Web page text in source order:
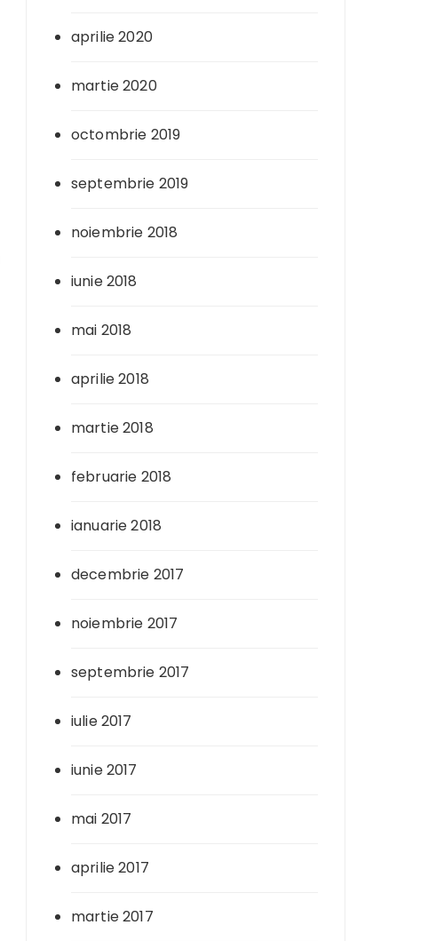
aprilie 2020
martie 2020
octombrie 2019
septembrie 2019
noiembrie 2018
iunie 2018
mai 2018
aprilie 2018
martie 2018
februarie 2018
ianuarie 2018
decembrie 2017
noiembrie 2017
septembrie 2017
iulie 2017
iunie 2017
mai 2017
aprilie 2017
martie 2017